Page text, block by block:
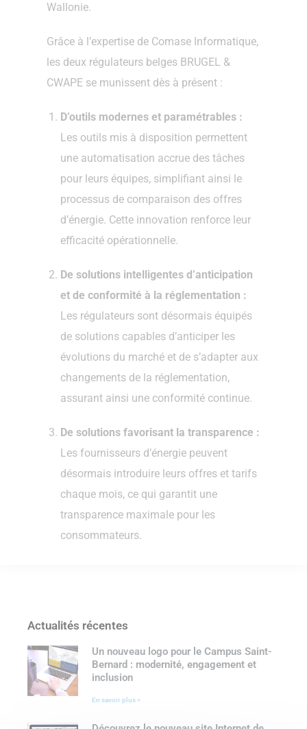
Wallonie.
Grâce à l’expertise de Comase Informatique,
les deux régulateurs belges BRUGEL &
CWAPE se munissent dès à présent :
D’outils modernes et paramétrables :
Les outils mis à disposition permettent
une automatisation accrue des tâches
pour leurs équipes, simplifiant ainsi le
processus de comparaison des offres
d’énergie. Cette innovation renforce leur
efficacité opérationnelle.
De solutions intelligentes d’anticipation
et de conformité à la réglementation :
Les régulateurs sont désormais équipés
de solutions capables d’anticiper les
évolutions du marché et de s’adapter aux
changements de la réglementation,
assurant ainsi une conformité continue.
De solutions favorisant la transparence :
Les fournisseurs d’énergie peuvent
désormais introduire leurs offres et tarifs
chaque mois, ce qui garantit une
transparence maximale pour les
consommateurs.
Actualités récentes
Un nouveau logo pour le Campus Saint-
Bernard : modernité, engagement et
inclusion
En savoir plus »